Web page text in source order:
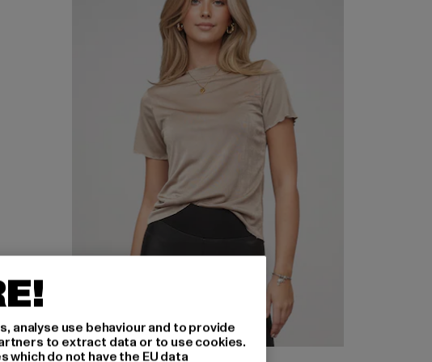
analyse use behaviour and to provide
to extract data or to use cookies.
do not have the EU data